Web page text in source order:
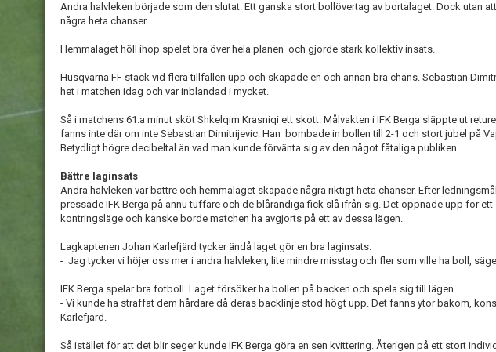
Andra halvleken började som den slutat. Ett ganska stort bollövertag av bortalaget. Dock utan
några heta chanser.
Hemmalaget höll ihop spelet bra över hela planen och gjorde stark kollektiv insats.
Husqvarna FF stack vid flera tillfällen upp och skapade en och annan bra chans. Sebastian
het i matchen idag och var inblandad i mycket.
Så i matchens 61:a minut sköt Shkelqim Krasniqi ett skott. Målvakten i IFK Berga släppte ut
fanns inte där om inte Sebastian Dimitrijevic. Han bombade in bollen till 2-1 och stort jubel på
Betydligt högre decibeltal än vad man kunde förvänta sig av den något fåtaliga publiken.
Bättre laginsats
Andra halvleken var bättre och hemmalaget skapade några riktigt heta chanser. Efter
pressade IFK Berga på ännu tuffare och de blårandiga fick slå ifrån sig. Det öppnade upp för ett
kontringsläge och kanske borde matchen ha avgjorts på ett av dessa lägen.
Lagkaptenen Johan Karlefjärd tycker ändå laget gör en bra laginsats.
- Jag tycker vi höjer oss mer i andra halvleken, lite mindre misstag och fler som ville ha boll,
IFK Berga spelar bra fotboll. Laget försöker ha bollen på backen och spela sig till lägen.
- Vi kunde ha straffat dem hårdare då deras backlinje stod högt upp. Det fanns ytor bakom,
Karlefjärd.
Så istället för att det blir seger kunde IFK Berga göra en sen kvittering. Återigen på ett stort